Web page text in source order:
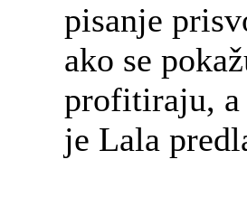
pisanje
ako se
profitiraju, a
je Lala